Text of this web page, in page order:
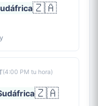
🇿🇦
(4:00 PM tu hora)
🇿🇦